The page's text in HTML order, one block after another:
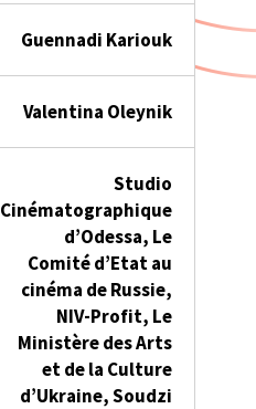
Guennadi Kariouk
Valentina Oleynik
Studio
Cinématographique
d’Odessa, Le
Comité d’Etat au
cinéma de Russie,
NIV-Profit, Le
Ministère des Arts
et de la Culture
d’Ukraine, Soudzi